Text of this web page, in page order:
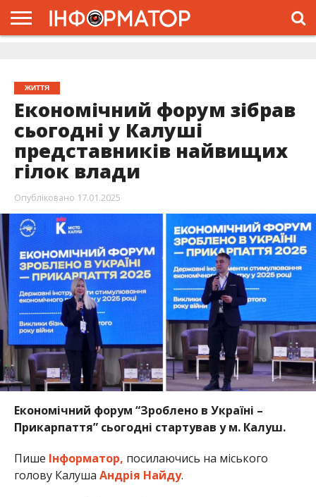
ЖИТТЯ
Економічний форум зібрав
сьогодні у Калуші
представників найвищих
гілок влади
Опубліковано 17.01.2025
Економічний форум “Зроблено в Україні –
Прикарпаття” сьогодні стартував у м. Калуш.
Пише Інформатор, посилаючись на міського
голову Калуша Андрія Найду.